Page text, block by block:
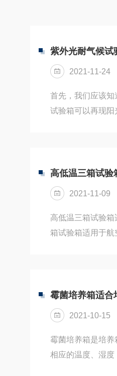
紫外光耐气候试
2021-11-24
首先，我们应该
试验箱可以再现
紫外辐射和冷凝，
果。可模拟自然
件，通过重现这些
高低温三箱试验
2021-11-09
高低温三箱试验
箱试验箱适用于
响压缩机寿命，已
制冷量与加热相
控制技术实现低温
霉菌培养箱适合
2021-10-15
霉菌培养箱是培
相应的温度、湿